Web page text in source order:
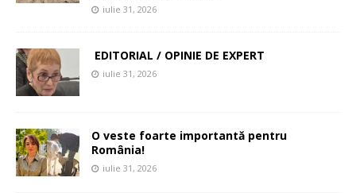
iulie 31, 2026
EDITORIAL / OPINIE DE EXPERT
iulie 31, 2026
O veste foarte importantă pentru
România!
iulie 31, 2026